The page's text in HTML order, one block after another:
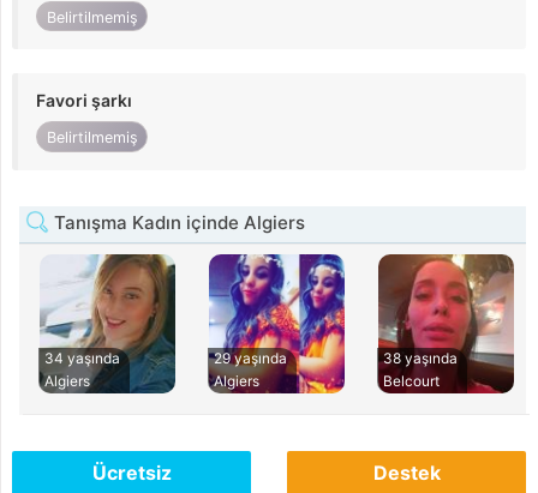
Belirtilmemiş
Favori şarkı
Belirtilmemiş
Tanışma Kadın içinde Algiers
34 yaşında
Algiers
29 yaşında
Algiers
38 yaşında
Belcourt
Ücretsiz Destek